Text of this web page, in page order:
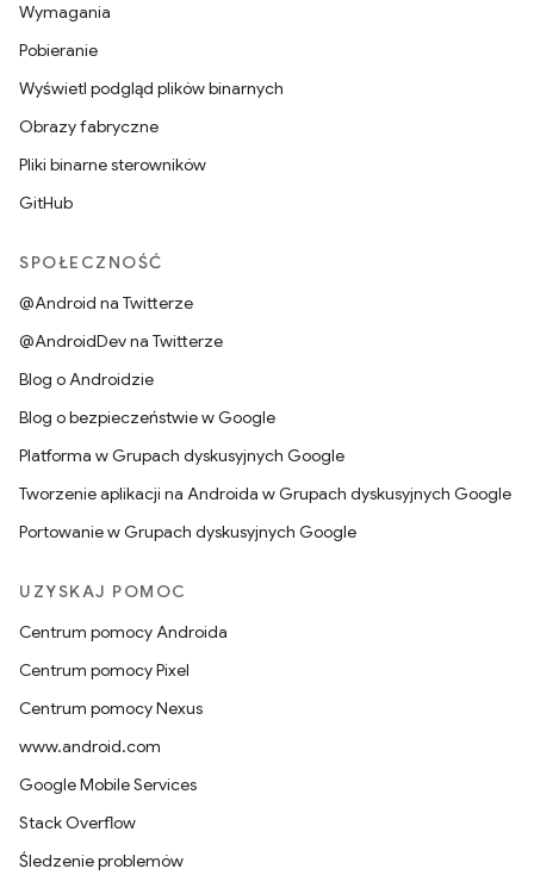
Wymagania
Pobieranie
Wyświetl podgląd plików binarnych
Obrazy fabryczne
Pliki binarne sterowników
GitHub
SPOŁECZNOŚĆ
@Android na Twitterze
@AndroidDev na Twitterze
Blog o Androidzie
Blog o bezpieczeństwie w Google
Platforma w Grupach dyskusyjnych Google
Tworzenie aplikacji na Androida w Grupach dyskusyjnych Google
Portowanie w Grupach dyskusyjnych Google
UZYSKAJ POMOC
Centrum pomocy Androida
Centrum pomocy Pixel
Centrum pomocy Nexus
www.android.com
Google Mobile Services
Stack Overflow
Śledzenie problemów